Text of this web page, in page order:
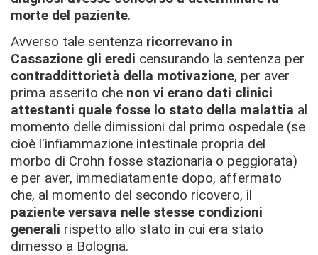
morte del paziente.
Avverso tale sentenza ricorrevano in
Cassazione gli eredi censurando la sentenza per
contraddittorietà della motivazione, per aver
prima asserito che non vi erano dati clinici
attestanti quale fosse lo stato della malattia al
momento delle dimissioni dal primo ospedale (se
cioè l'infiammazione intestinale propria del
morbo di Crohn fosse stazionaria o peggiorata)
e per aver, immediatamente dopo, affermato
che, al momento del secondo ricovero, il
paziente versava nelle stesse condizioni
generali rispetto allo stato in cui era stato
dimesso a Bologna.